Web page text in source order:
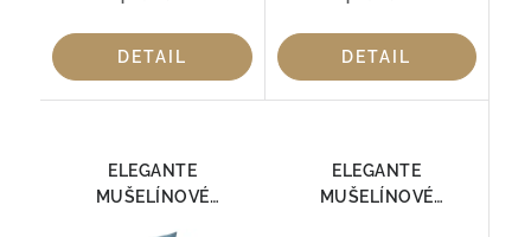
DETAIL DETAIL
ELEGANTE
MUŠELÍNOVÉ
ELEGANTE
MUŠELÍNOVÉ